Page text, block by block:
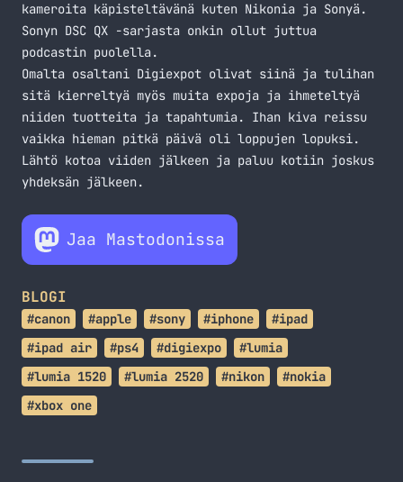
kameroita käpisteltävänä kuten Nikonia ja Sonyä.
Sonyn DSC QX -sarjasta onkin ollut juttua
podcastin puolella.
Omalta osaltani Digiexpot olivat siinä ja tulihan
sitä kierreltyä myös muita expoja ja ihmeteltyä
niiden tuotteita ja tapahtumia. Ihan kiva reissu
vaikka hieman pitkä päivä oli loppujen lopuksi.
Lähtö kotoa viiden jälkeen ja paluu kotiin joskus
yhdeksän jälkeen.
Jaa Mastodonissa
BLOGI
#canon #apple #sony #iphone
#ipad
#ipad air
#ps4 #digiexpo
#lumia
#lumia 1520
#lumia 2520 #nikon
#nokia
#xbox one